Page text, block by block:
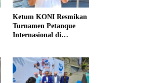
Ketum KONI Resmikan
Turnamen Petanque
Internasional di